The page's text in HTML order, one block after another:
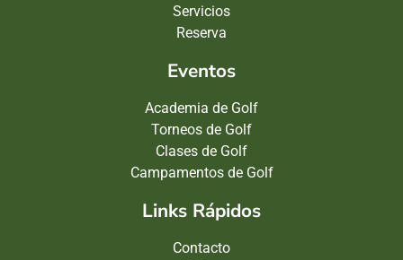
Servicios
Reserva
Eventos
Academia de Golf
Torneos de Golf
Clases de Golf
Campamentos de Golf
Links Rápidos
Contacto